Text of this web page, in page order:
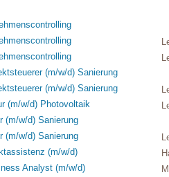
(m/w/d) Sanierung
(m/w/d) Sanierung
(m/w/d) Photovoltaik
(m/w/d) Sanierung
(m/w/d) Sanierung
(m/w/d)
Analyst (m/w/d)